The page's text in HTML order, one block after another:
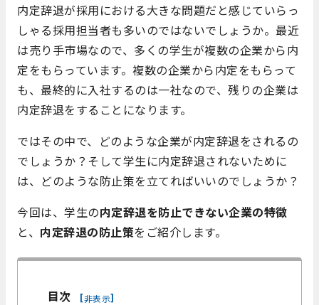
内定辞退が採用における大きな問題だと感じていらっ
しゃる採用担当者も多いのではないでしょうか。最近
は売り手市場なので、多くの学生が複数の企業から内
定をもらっています。複数の企業から内定をもらって
も、最終的に入社するのは一社なので、残りの企業は
内定辞退をすることになります。
ではその中で、どのような企業が内定辞退をされるの
でしょうか？そして学生に内定辞退されないために
は、どのような防止策を立てればいいのでしょうか？
今回は、学生の内定辞退を防止できない企業の特徴
と、 内定辞退の防止策をご紹介します。
目次 [非表示]